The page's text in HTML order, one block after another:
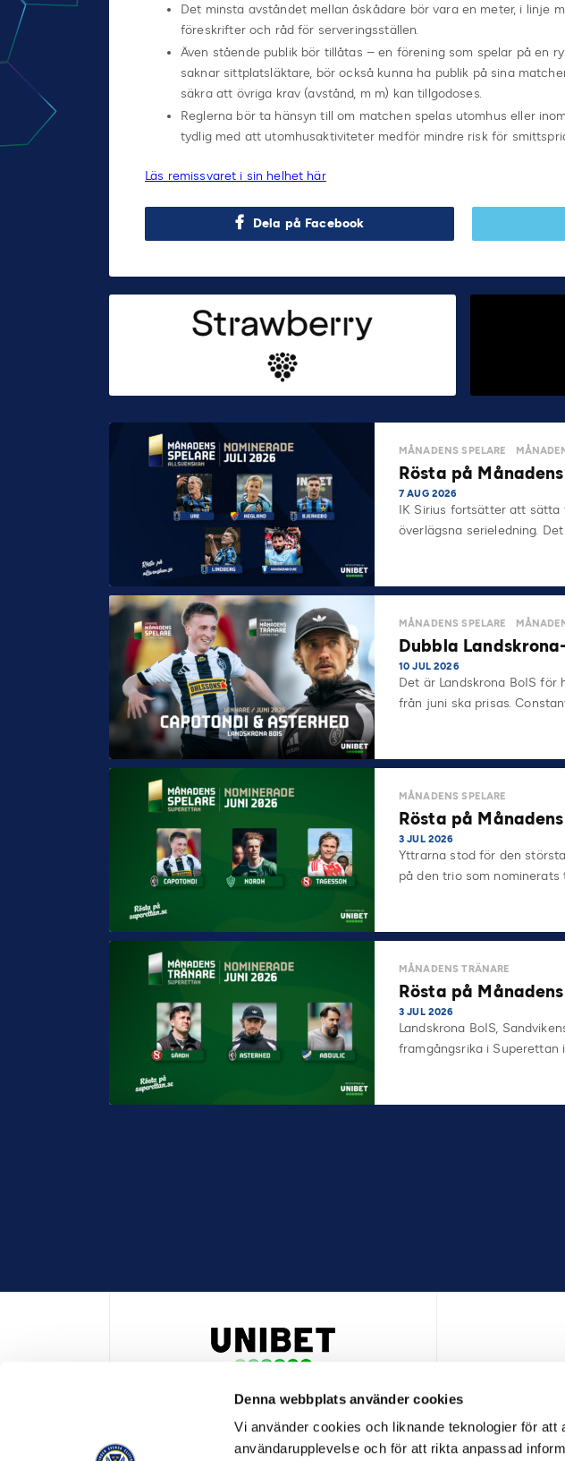
Denna webbplats använder cookies
Vi använder cookies och liknande teknologier för
användarupplevelse och för att rikta anpassad
Det minsta avståndet mellan åskådare bör vara en meter, i linje
föreskrifter och råd för serveringsställen.
Även stående publik bör tillåtas – en förening som spelar på en
saknar sittplatsläktare, bör också kunna ha publik på sina
säkra att övriga krav (avstånd, m m) kan tillgodoses.
Reglerna bör ta hänsyn till om matchen spelas utomhus eller
tydlig med att utomhusaktiviteter medför mindre risk för
Läs remissvaret i sin helhet här
Dela på Facebook
MÅNADENS SPELARE
Rösta på
7 AUG 2026
IK Sirius fortsätter att sätta
överlägsna serieledning.
MÅNADENS SPELARE
Dubbla
10 JUL 2026
Det är Landskrona BoIS
från juni ska prisas.
MÅNADENS SPELARE
Rösta på
3 JUL 2026
Yttrarna stod för den
på den trio som
MÅNADENS TRÄNARE
Rösta på
3 JUL 2026
Landskrona BoIS,
framgångsrika i Superettan
HUVUDPARTNER OCH PRESENTING PARTNER ALLSVENSKAN